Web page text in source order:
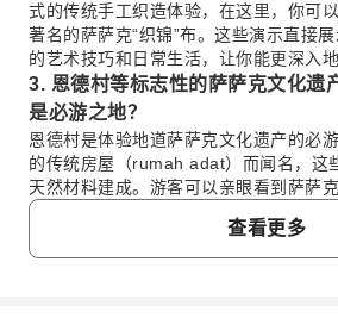
式的传统手工织造体验，在这里，你可
著名的萨萨克“织锦”布。这些演示直接
的艺术技巧和日常生活，让你能更深入
3. 恩德村等标志性的萨萨克文化遗
是必游之地？
恩德村是体验地道萨萨克文化遗产的必
的传统房屋（rumah adat）而闻名，这
天然材料建成。游客可以亲眼看到萨萨
生活方式。其他重要景点包括以陶器闻
及以传统织造闻名的苏卡拉雷村，这些
民丰富的艺术和建筑传统。
查看更多